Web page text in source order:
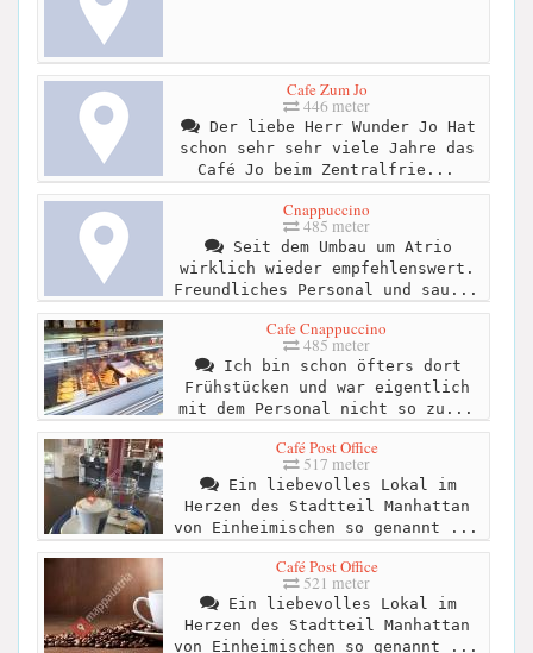
Cafe Zum Jo
446 meter
Der liebe Herr Wunder Jo Hat
schon sehr sehr viele Jahre das
Café Jo beim Zentralfrie...
Cnappuccino
485 meter
Seit dem Umbau um Atrio
wirklich wieder empfehlenswert.
Freundliches Personal und sau...
Cafe Cnappuccino
485 meter
Ich bin schon öfters dort
Frühstücken und war eigentlich
mit dem Personal nicht so zu...
Café Post Office
517 meter
Ein liebevolles Lokal im
Herzen des Stadtteil Manhattan
von Einheimischen so genannt ...
Café Post Office
521 meter
Ein liebevolles Lokal im
Herzen des Stadtteil Manhattan
von Einheimischen so genannt ...